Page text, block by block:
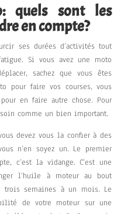
quels sont les
en compte?
ses durées d’activités tout
Si vous avez une moto
sachez que vous êtes
pour faire vos courses, vous
en faire autre chose. Pour
comme un bien important.
devez vous la confier à des
n’en soyez un. Le premier
c’est la vidange. C’est une
l’huile à moteur au bout
trois semaines à un mois. Le
de votre moteur sur une